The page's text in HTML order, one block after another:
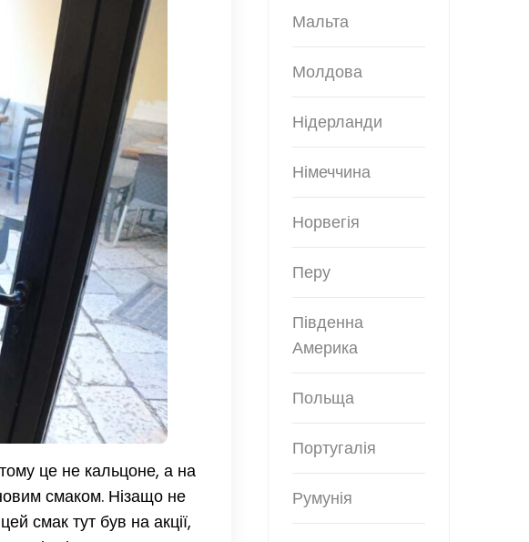
це не кальцоне, а на
смаком. Нізащо не
смак тут був на акції,
Мальта
Молдова
Нідерланди
Німеччина
Норвегія
Перу
Південна
Америка
Польща
Португалія
Румунія